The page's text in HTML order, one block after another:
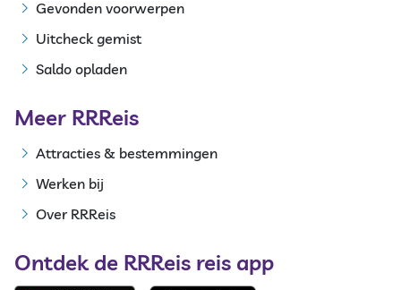
Gevonden voorwerpen
Uitcheck gemist
Saldo opladen
Meer RRReis
Attracties & bestemmingen
Werken bij
Over RRReis
Ontdek de RRReis reis app